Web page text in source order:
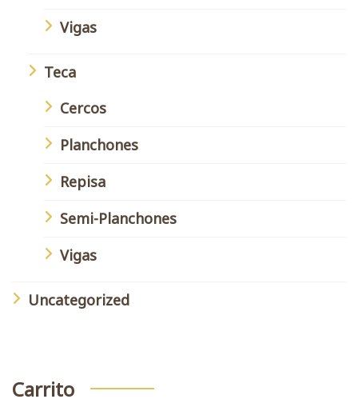
Vigas
Teca
Cercos
Planchones
Repisa
Semi-Planchones
Vigas
Uncategorized
Carrito